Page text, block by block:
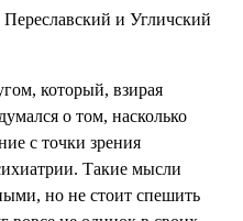
и Угличский
который, взирая
о том, насколько
с точки зрения
Такие мысли
но не стоит спешить